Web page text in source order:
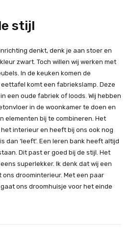
stijl
denkt, denk je aan stoer en
zwart. Toch willen wij werken met
In de keuken komen de
komt een fabriekslamp. Deze
een oude fabriek of loods. Wij hebben
in de woonkamer te doen en
elementen bij te combineren. Het
interieur en heeft bij ons ook nog
dan ‘leeft'. Een leren bank heeft altijd
Dit past er goed bij de stijl. Het
superlekker. Ik denk dat wij een
ons droominterieur. Met een paar
ons droomhuisje voor het einde